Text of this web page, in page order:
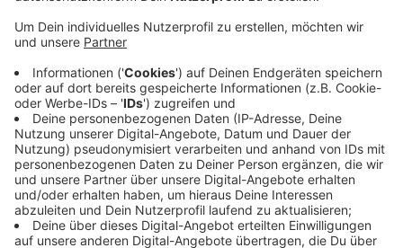
Uhr auf.
Veröffentlicht:Freitag, 25.09.2020 18:17
Anzeige
Wer seine beantragten Briefwahlunterlagen noch nicht
erhalten hat, soll sich hier melden. Die Stadt versichert
noch einmal, dass alle beantragten Unterlagen für die
Stichwahl rechtzeitig verschickt wurden. Aktuell laufe
die Suche nach der Ursache. Neben Nettetal findet am